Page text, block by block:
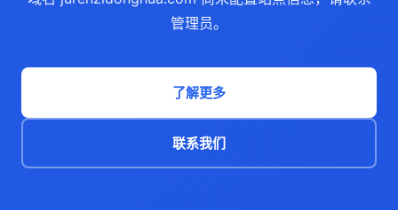
管理员。
了解更多
联系我们